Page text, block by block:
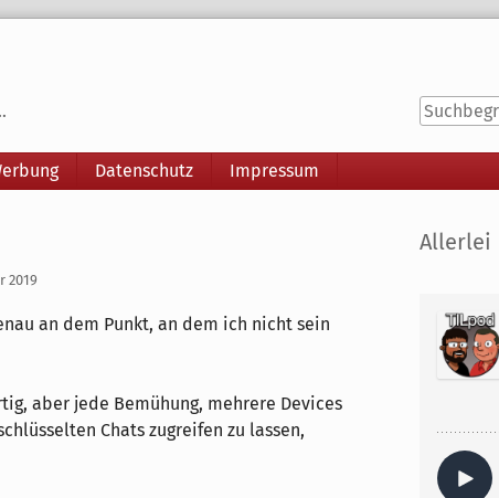
Datenschutz Impressum
2019
an dem Punkt, an dem ich nicht sein
aber jede Bemühung, mehrere Devices
Chats zugreifen zu lassen,
Allerlei